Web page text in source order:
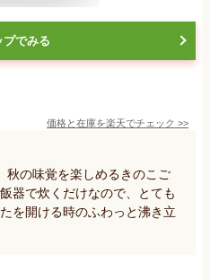
プでみる
価格と在庫を楽天でチェック >>
秋の味覚を楽しめるきのこご
器で炊くだけなので、とても
を開ける時のふわっと沸き立